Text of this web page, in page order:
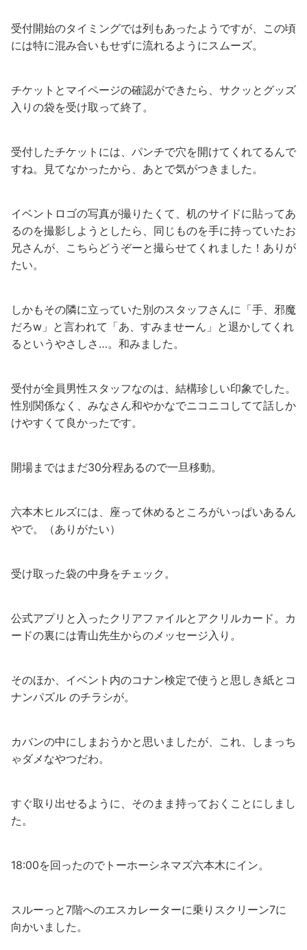
受付開始のタイミングでは列もあったようですが、この頃
には特に混み合いもせずに流れるようにスムーズ。
チケットとマイページの確認ができたら、サクッとグッズ
入りの袋を受け取って終了。
受付したチケットには、パンチで穴を開けてくれてるんで
すね。見てなかったから、あとで気がつきました。
イベントロゴの写真が撮りたくて、机のサイドに貼ってあ
るのを撮影しようとしたら、同じものを手に持っていたお
兄さんが、こちらどうぞーと撮らせてくれました！ありが
たい。
しかもその隣に立っていた別のスタッフさんに「手、邪魔
だろw」と言われて「あ、すみませーん」と退かしてくれ
るというやさしさ…。和みました。
受付が全員男性スタッフなのは、結構珍しい印象でした。
性別関係なく、みなさん和やかなでニコニコしてて話しか
けやすくて良かったです。
開場まではまだ30分程あるので一旦移動。
六本木ヒルズには、座って休めるところがいっぱいあるん
やで。（ありがたい）
受け取った袋の中身をチェック。
公式アプリと入ったクリアファイルとアクリルカード。カ
ードの裏には青山先生からのメッセージ入り。
そのほか、イベント内のコナン検定で使うと思しき紙とコ
ナンパズル のチラシが。
カバンの中にしまおうかと思いましたが、これ、しまっち
ゃダメなやつだわ。
すぐ取り出せるように、そのまま持っておくことにしまし
た。
18:00を回ったのでトーホーシネマズ六本木にイン。
スルーっと7階へのエスカレーターに乗りスクリーン7に
向かいました。